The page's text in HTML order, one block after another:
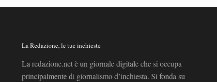
La Redazione, le tue inchieste
La redazione.net è un giornale digitale che si occupa
principalmente di giornalismo d’inchiesta. Si fonda su